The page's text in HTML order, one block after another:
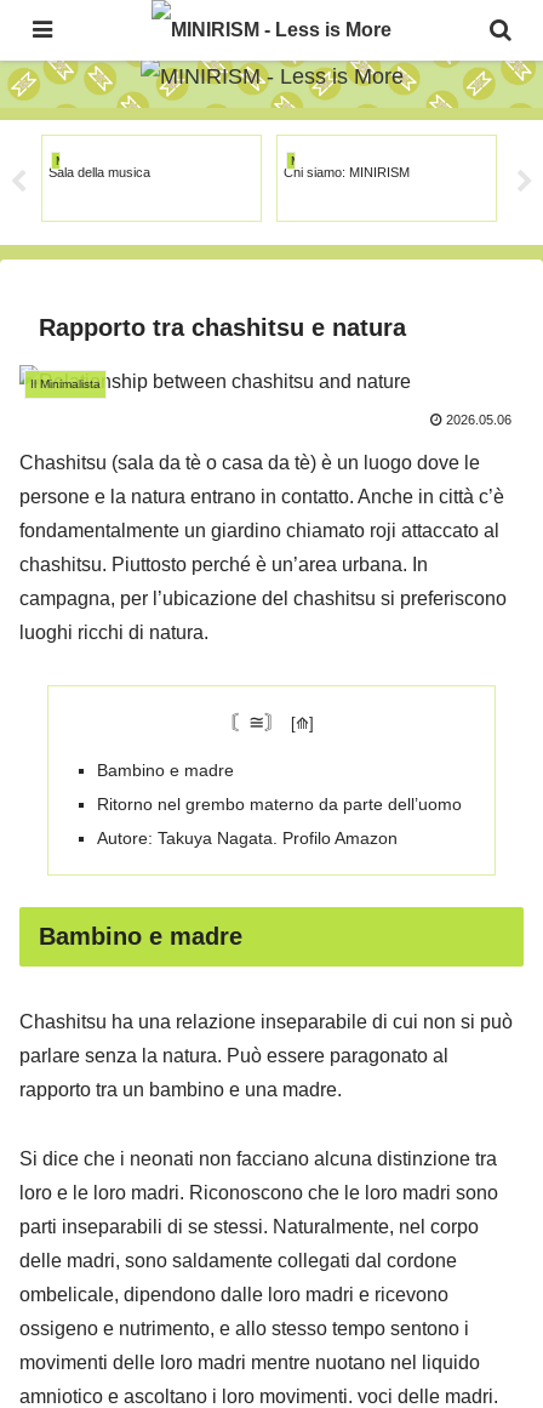
The Japanese Minimalism Art Movement!
MINIRISM
Sala della musica
MINIRISM
Chi siamo: MINIRISM
Rapporto tra chashitsu e natura
Il Minimalista
2026.05.06
Chashitsu (sala da tè o casa da tè) è un luogo dove le
persone e la natura entrano in contatto. Anche in città c’è
fondamentalmente un giardino chiamato roji attaccato al
chashitsu. Piuttosto perché è un’area urbana. In
campagna, per l’ubicazione del chashitsu si preferiscono
luoghi ricchi di natura.
〘≅〙
Bambino e madre
Ritorno nel grembo materno da parte dell’uomo
Autore: Takuya Nagata. Profilo Amazon
Bambino e madre
Chashitsu ha una relazione inseparabile di cui non si può
parlare senza la natura. Può essere paragonato al
rapporto tra un bambino e una madre.
Si dice che i neonati non facciano alcuna distinzione tra
loro e le loro madri. Riconoscono che le loro madri sono
parti inseparabili di se stessi. Naturalmente, nel corpo
delle madri, sono saldamente collegati dal cordone
ombelicale, dipendono dalle loro madri e ricevono
ossigeno e nutrimento, e allo stesso tempo sentono i
movimenti delle loro madri mentre nuotano nel liquido
amniotico e ascoltano i loro movimenti. voci delle madri.